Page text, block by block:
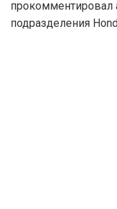
прокомментировал
подразделения